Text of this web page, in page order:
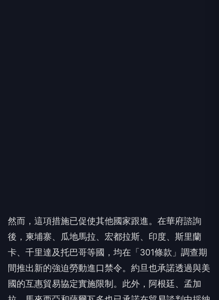
然而，這項措施已促使其他國家跟進。在華府諮詢
後，柬埔寨、瓜地馬拉、宏都拉斯、印度、斯里蘭
卡、千里達及托巴哥等國，均在「301條款」調查期
間推出新的強迫勞動進口禁令。約旦也承諾透過與美
國的互惠貿易協定實施限制。此外，阿根廷、孟加